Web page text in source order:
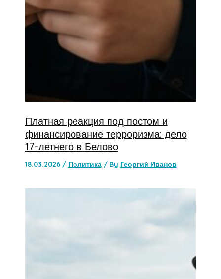
Платная реакция под постом и
финансирование терроризма: дело
17-летнего в Белово
18.03.2026 / Политика/ By Георгий Иванов